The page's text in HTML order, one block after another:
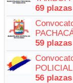
69 plazas
59 plazas
POLICIAL
56 plazas